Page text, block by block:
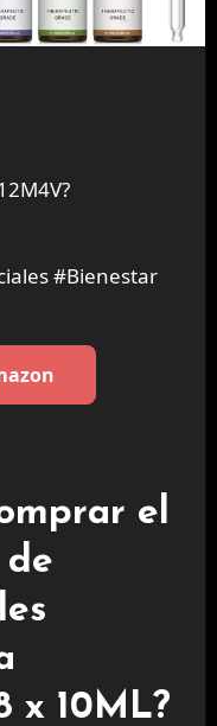
#Bienestar
el
de
x 10ML?